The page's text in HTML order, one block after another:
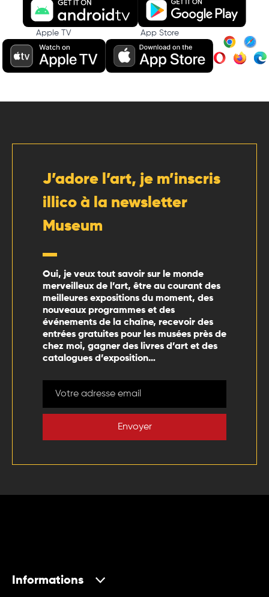
Apple TV App Store
J’adore l’art, je m’inscris
illico à la newsletter
Museum
Oui, je veux tout savoir sur le monde
merveilleux de l’art, être au courant des
meilleures expositions du moment, des
nouveaux programmes et des
événements de la chaîne, recevoir des
entrées gratuites pour les musées près de
chez moi, gagner des livres d’art et des
catalogues d’exposition…
Envoyer
Informations